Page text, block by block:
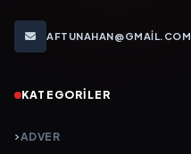
AFTUNAHAN@GMAIL.COM
KATEGORILER
ADVER